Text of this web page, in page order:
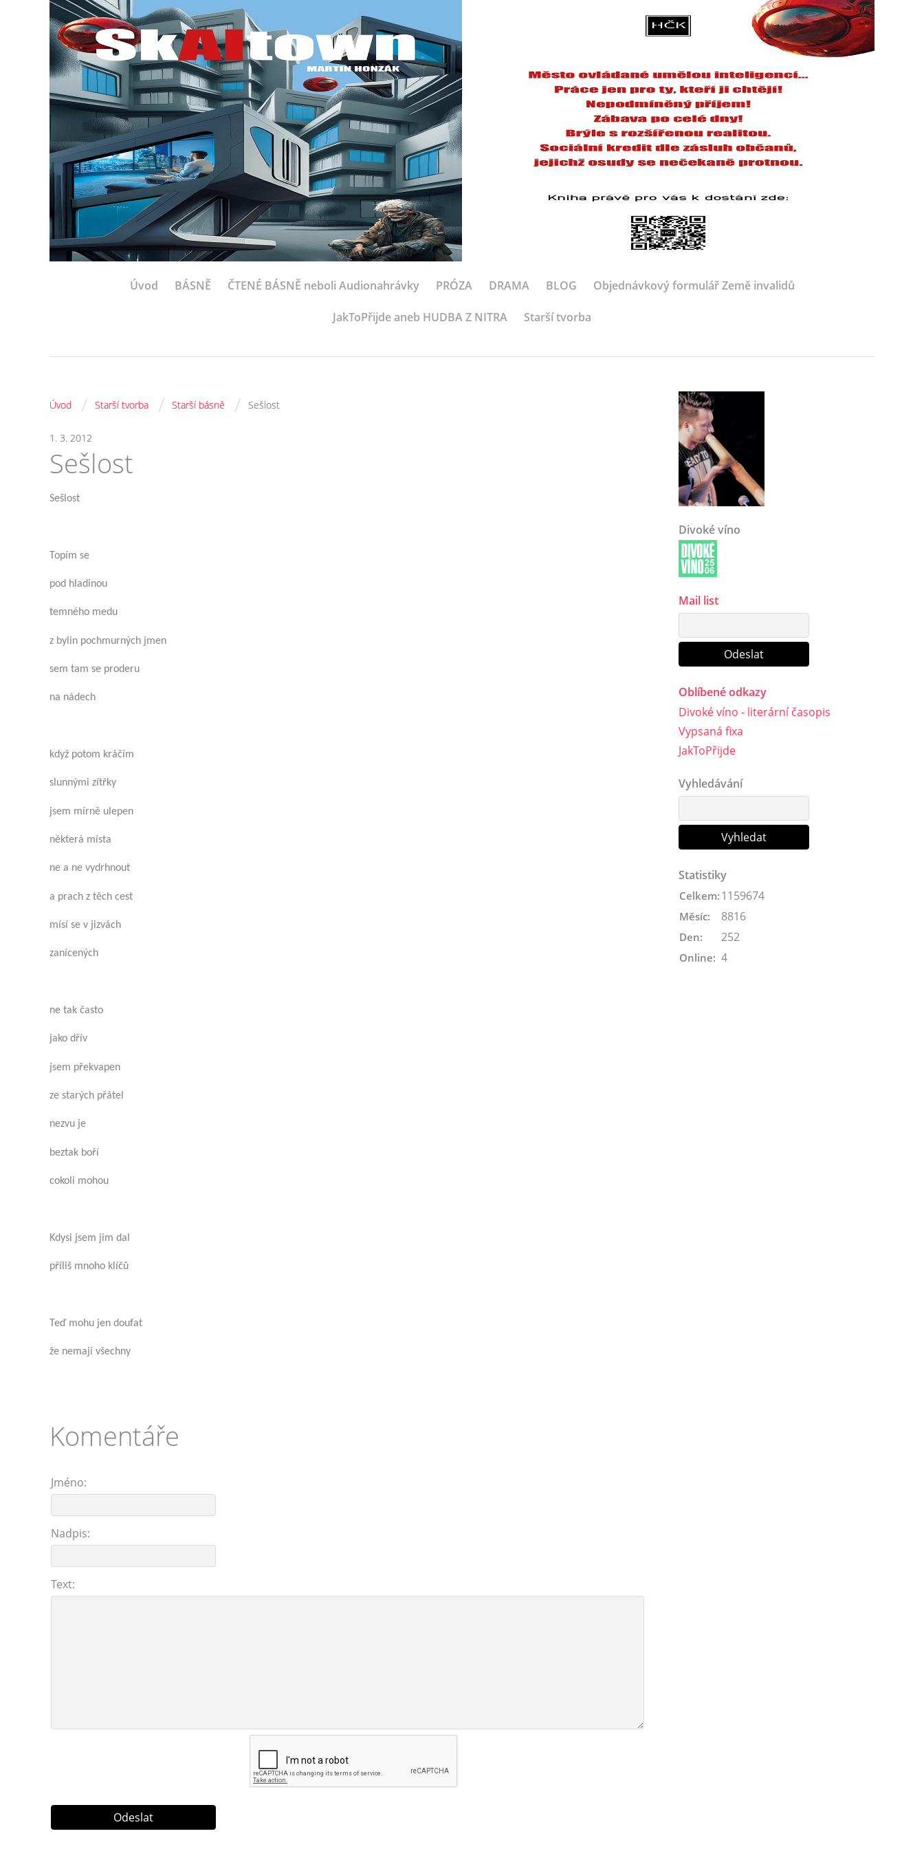
Úvod BÁSNĚ ČTENÉ BÁSNĚ neboli Audionahrávky PRÓZA DRAMA BLOG Objednávkový formulář Země invalidů
JakToPřijde aneb HUDBA Z NITRA Starší tvorba
Úvod / Starší tvorba / Starší básně / Sešlost
1. 3. 2012
Sešlost
Sešlost
Topím se
pod hladinou
temného medu
z bylin pochmurných jmen
sem tam se proderu
na nádech
když potom kráčím
slunnými zítřky
jsem mírně ulepen
některá místa
ne a ne vydrhnout
a prach z těch cest
mísí se v jizvách
zanícených
ne tak často
jako dřív
jsem překvapen
ze starých přátel
nezvu je
beztak boří
cokoli mohou
Kdysi jsem jim dal
příliš mnoho klíčů
Teď mohu jen doufat
že nemají všechny
Komentáře
Jméno:
Nadpis:
Text:
Divoké víno
Mail list
Oblíbené odkazy
Divoké víno - literární časopis
Vypsaná fixa
JakToPřijde
Vyhledávání
Statistiky
Online: 4
Celkem: 1159674
Měsíc: 8816
Den: 252